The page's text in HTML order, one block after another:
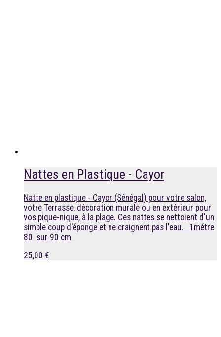
Nattes en Plastique - Cayor
Natte en plastique - Cayor (Sénégal) pour votre salon,
votre Terrasse, décoration murale ou en extérieur pour
vos pique-nique, à la plage. Ces nattes se nettoient d'un
simple coup d'éponge et ne craignent pas l'eau. 1métre
80 sur 90 cm
25,00 €